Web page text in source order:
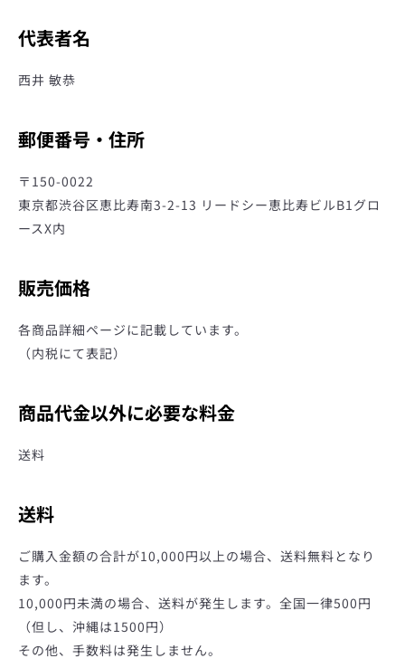
度
検
代表者名
西井 敏恭
郵便番号・住所
〒150-0022
東京都渋谷区恵比寿南3-2-13 リードシー恵比寿ビルB1グロ
ースX内
販売価格
各商品詳細ページに記載しています。
（内税にて表記）
商品代金以外に必要な料金
送料
送料
ご購入金額の合計が10,000円以上の場合、送料無料となり
ます。
10,000円未満の場合、送料が発生します。全国一律500円
（但し、沖縄は1500円）
その他、手数料は発生しません。